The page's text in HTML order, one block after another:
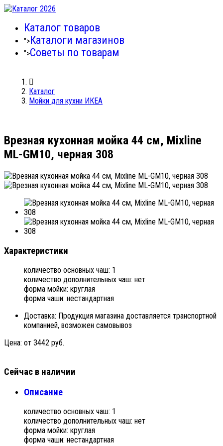
Каталог товаров
">Каталоги магазинов
">Советы по товарам
Каталог
Мойки для кухни ИКЕА
Врезная кухонная мойка 44 см, Mixline
ML-GM10, черная 308
Характеристики
количество основных чаш: 1
количество дополнительных чаш: нет
форма мойки: круглая
форма чаши: нестандартная
Доставка: Продукция магазина доставляется транспортной
компанией, возможен самовывоз
Цена: от 3442 руб.
Сейчас в наличии
Описание
количество основных чаш: 1
количество дополнительных чаш: нет
форма мойки: круглая
форма чаши: нестандартная